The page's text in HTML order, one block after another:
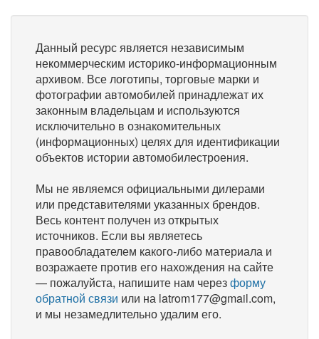
Данный ресурс является независимым
некоммерческим историко-информационным
архивом. Все логотипы, торговые марки и
фотографии автомобилей принадлежат их
законным владельцам и используются
исключительно в ознакомительных
(информационных) целях для идентификации
объектов истории автомобилестроения.
Мы не являемся официальными дилерами
или представителями указанных брендов.
Весь контент получен из открытых
источников. Если вы являетесь
правообладателем какого-либо материала и
возражаете против его нахождения на сайте
— пожалуйста, напишите нам черезформу
обратной связи или на latrom177@gmail.com,
и мы незамедлительно удалим его.